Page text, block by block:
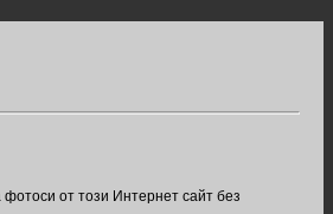
от този Интернет сайт без